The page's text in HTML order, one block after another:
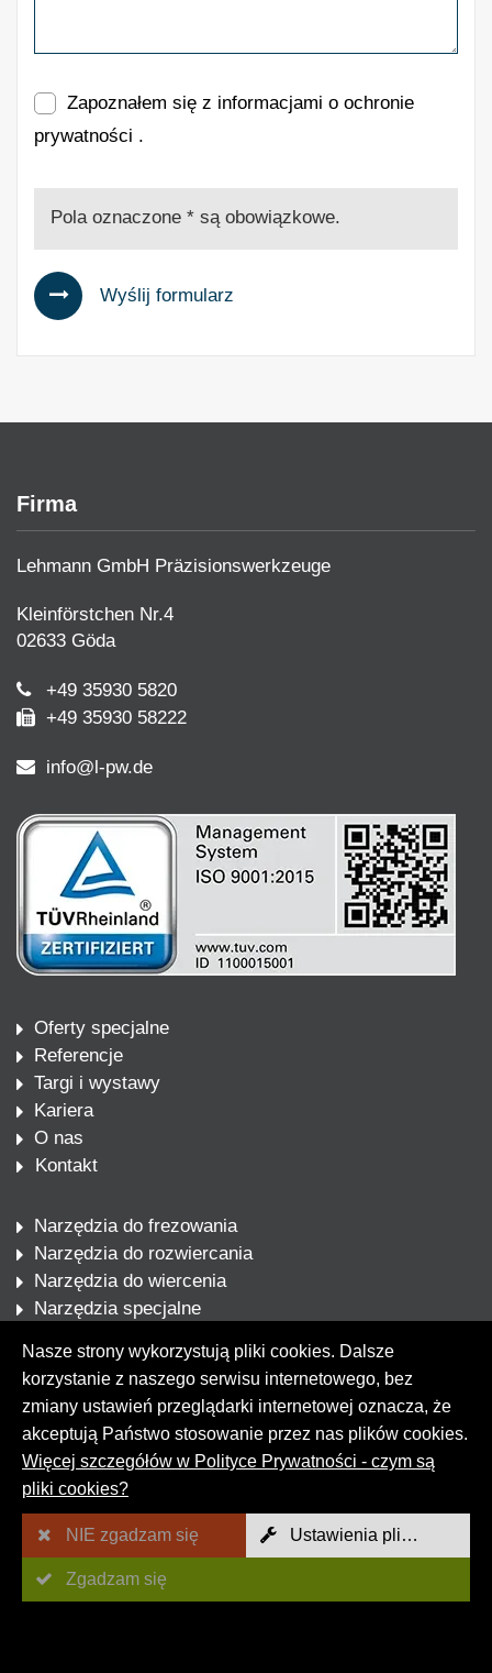
Zapoznałem się z informacjami o ochronie
prywatności .
Pola oznaczone * są obowiązkowe.
Wyślij formularz
Firma
Lehmann GmbH Präzisionswerkzeuge
Kleinförstchen Nr.4
02633 Göda
+49 35930 5820
+49 35930 58222
info@l-pw.de
Oferty specjalne
Referencje
Targi i wystawy
Kariera
O nas
Kontakt
Narzędzia do frezowania
Narzędzia do rozwiercania
Narzędzia do wiercenia
Narzędzia specjalne
Części zużywające się
Nowości
Śledź nas
Nasze strony wykorzystują pliki cookies. Dalsze
korzystanie z naszego serwisu internetowego, bez
zmiany ustawień przeglądarki internetowej oznacza, że
akceptują Państwo stosowanie przez nas plików cookies.
Więcej szczegółów w Polityce Prywatności - czym są
pliki cookies?
NIE zgadzam się Ustawienia plików Cookies
Zgadzam się